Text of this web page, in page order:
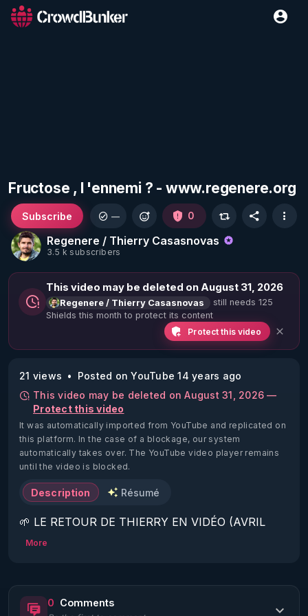
Fructose , l 'ennemi ? - www.regenere.org
Regenere / Thierry Casasnovas
3.5 k subscribers
Subscribe — 0
This video may be deleted on August 31, 2026
Regenere / Thierry Casasnovas
still needs 125
Shields this month to protect its content
Protect this video
21 views
Posted on YouTube 14 years ago
This video may be deleted on August 31, 2026 —
Protect this video
It was automatically imported from YouTube and replicated on
this platform. In the case of a blockage, our system
automatically takes over. The YouTube video player remains
until the video is blocked.
Description Résumé
🌱 LE RETOUR DE THIERRY EN VIDÉO (AVRIL
2022)!
https://www.rgnr.fr/presentation.html
More
0 Comments